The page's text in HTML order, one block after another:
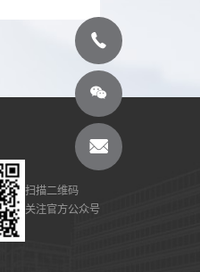
扫描二维码
关注官方公众号